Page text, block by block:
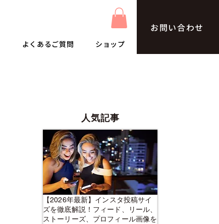
よくあるご質問 ショップ
お問い合わせ
人気記事
【2026年最新】インスタ投稿サイ
ズを徹底解説！フィード、リール、
ストーリーズ、プロフィール画像を